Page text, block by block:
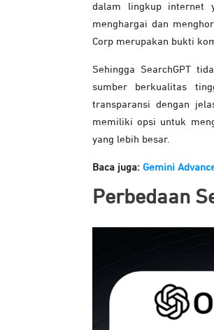
dalam lingkup internet
menghargai dan
Corp merupakan bukti
Sehingga SearchGPT
sumber berkualitas
transparansi dengan
memiliki opsi untuk
yang lebih besar.
Baca juga: Gemini
Perbedaan